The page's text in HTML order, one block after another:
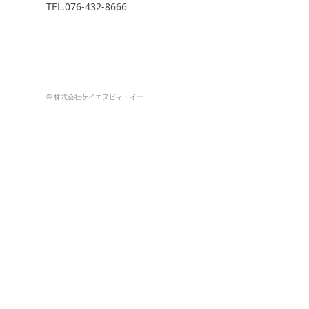
TEL.076-432-8666
© 株式会社ケイエヌビィ・イー